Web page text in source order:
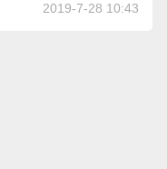
2019-7-28 10:43